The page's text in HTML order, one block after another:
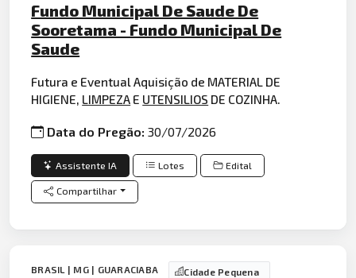
Fundo Municipal De Saude De
Sooretama - Fundo Municipal De
Saude
Futura e Eventual Aquisição de MATERIAL DE
HIGIENE, LIMPEZA E UTENSILIOS DE COZINHA.
Data do Pregão:30/07/2026
Assistente IA Lotes Edital
Compartilhar
BRASIL | MG | GUARACIABA Cidade Pequena